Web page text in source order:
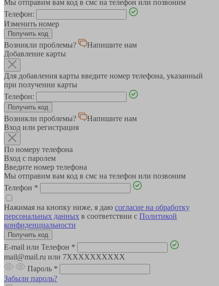
Мы отправим вам код в смс на телефон или позвоним
Телефон:
Изменить номер
Возникли проблемы?
Напишите нам
Добавление карты
Для добавления карты введите номер телефона, указанный
при получении карты
Телефон:
Возникли проблемы?
Напишите нам
Вход или регистрация
По номеру телефона
Вход с паролем
Введите номер телефона
Мы отправим вам код в смс на телефон или позвоним
Телефон *
Нажимая на кнопку ниже, я даю согласие на обработку
персональных данных в соответствии с Политикой
конфиденциальности
E-mail или Телефон *
mail@mail.ru или 7XXXXXXXXXX
Пароль *
Забыли пароль?